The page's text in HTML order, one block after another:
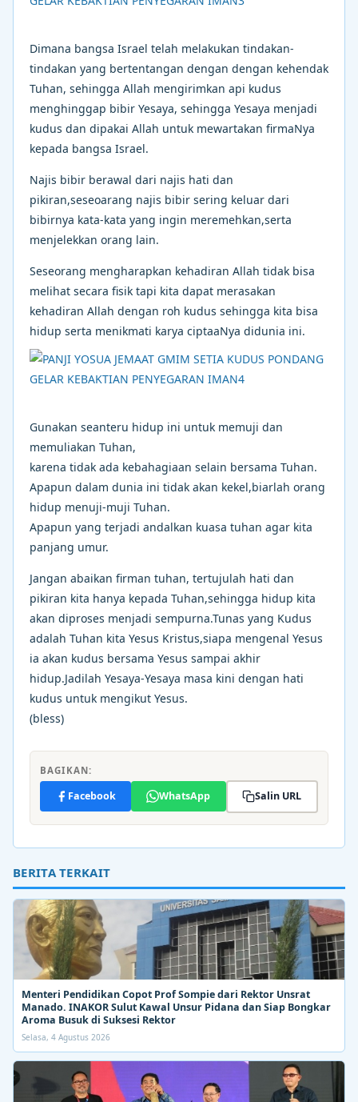
Dimana bangsa Israel telah melakukan tindakan-
tindakan yang bertentangan dengan dengan kehendak
Tuhan, sehingga Allah mengirimkan api kudus
menghinggap bibir Yesaya, sehingga Yesaya menjadi
kudus dan dipakai Allah untuk mewartakan firmaNya
kepada bangsa Israel.
Najis bibir berawal dari najis hati dan
pikiran,seseoarang najis bibir sering keluar dari
bibirnya kata-kata yang ingin meremehkan,serta
menjelekkan orang lain.
Seseorang mengharapkan kehadiran Allah tidak bisa
melihat secara fisik tapi kita dapat merasakan
kehadiran Allah dengan roh kudus sehingga kita bisa
hidup serta menikmati karya ciptaaNya didunia ini.
Gunakan seanteru hidup ini untuk memuji dan
memuliakan Tuhan,
karena tidak ada kebahagiaan selain bersama Tuhan.
Apapun dalam dunia ini tidak akan kekel,biarlah orang
hidup menuji-muji Tuhan.
Apapun yang terjadi andalkan kuasa tuhan agar kita
panjang umur.
Jangan abaikan firman tuhan, tertujulah hati dan
pikiran kita hanya kepada Tuhan,sehingga hidup kita
akan diproses menjadi sempurna.Tunas yang Kudus
adalah Tuhan kita Yesus Kristus,siapa mengenal Yesus
ia akan kudus bersama Yesus sampai akhir
hidup.Jadilah Yesaya-Yesaya masa kini dengan hati
kudus untuk mengikut Yesus.
(bless)
BAGIKAN:
Facebook WhatsApp Salin URL
BERITA TERKAIT
Menteri Pendidikan Copot Prof Sompie dari Rektor Unsrat
Manado. INAKOR Sulut Kawal Unsur Pidana dan Siap Bongkar
Aroma Busuk di Suksesi Rektor
Selasa, 4 Agustus 2026